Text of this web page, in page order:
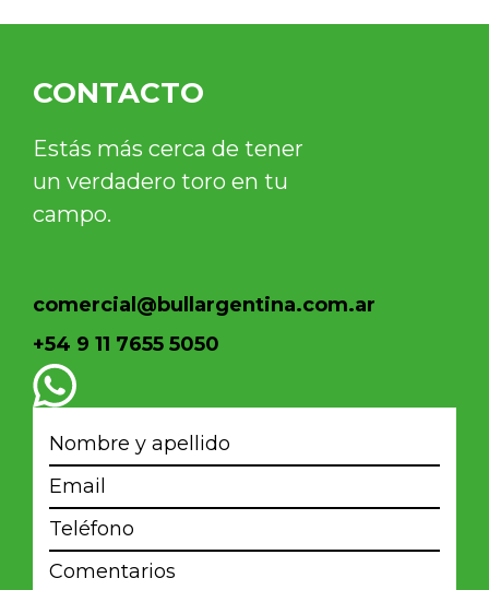
CONTACTO
Estás más cerca de tener
un verdadero toro en tu
campo.
comercial@bullargentina.com.ar
+54 9 11 7655 5050